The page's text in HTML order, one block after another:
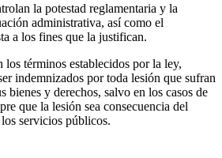
la potestad reglamentaria y la
administrativa, así como el
a los fines que la justifican.
los términos establecidos por la ley,
indemnizados por toda lesión que sufran
bienes y derechos, salvo en los casos de
que la lesión sea consecuencia del
servicios públicos.